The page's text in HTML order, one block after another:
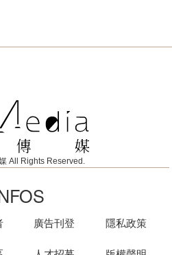
All Rights Reserved.
廣告刊登 隱私政策